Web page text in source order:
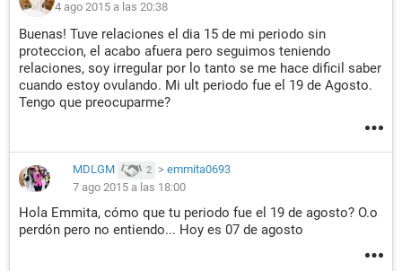
4 ago 2015 a las 20:38
Buenas! Tuve relaciones el dia 15 de mi periodo sin
proteccion, el acabo afuera pero seguimos teniendo
relaciones, soy irregular por lo tanto se me hace dificil saber
cuando estoy ovulando. Mi ult periodo fue el 19 de Agosto.
Tengo que preocuparme?
MDLGM 2 > emmita0693
7 ago 2015 a las 18:00
Hola Emmita, cómo que tu periodo fue el 19 de agosto? O.o
perdón pero no entiendo... Hoy es 07 de agosto